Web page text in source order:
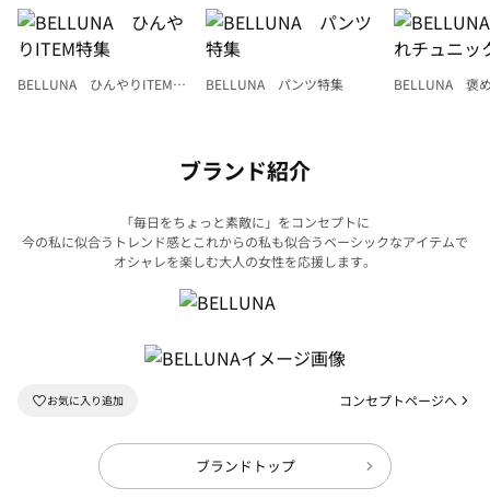
BELLUNA ひんやりITEM特
BELLUNA パンツ特集
BELLUNA 褒
ブランド紹介
「毎日をちょっと素敵に」をコンセプトに
今の私に似合うトレンド感とこれからの私も似合うベーシックなアイテムで
オシャレを楽しむ大人の女性を応援します。
コンセプトページへ
ブランドトップ